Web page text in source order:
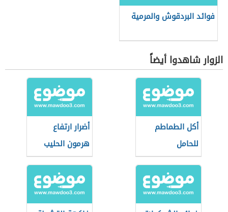
فوائد البردقوش والمرمية
الزوار شاهدوا أيضاً
أكل الطماطم
للحامل
أضرار ارتفاع
هرمون الحليب